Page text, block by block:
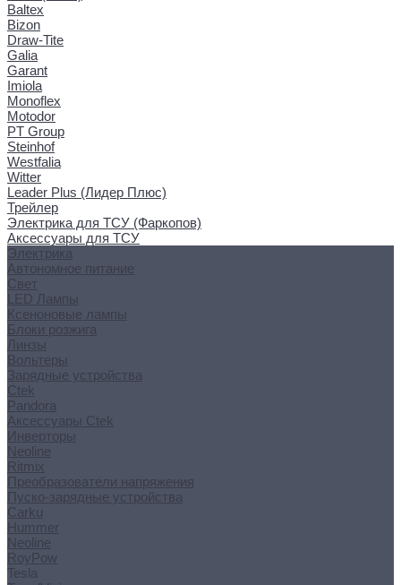
Baltex
Bizon
Draw-Tite
Galia
Garant
Imiola
Monoflex
Motodor
PT Group
Steinhof
Westfalia
Witter
Leader Plus (Лидер Плюс)
Трейлер
Электрика для ТСУ (Фаркопов)
Аксессуары для ТСУ
Электрика
Автономное питание
Свет
LED Лампы
Ксеноновые лампы
Блоки розжига
Линзы
Вольтеры
Зарядные устройства
Ctek
Pandora
Аксессуары Ctek
Инверторы
Neoline
Ritmix
Преобразователи напряжения
Пуско-зарядные устройства
Carku
Hummer
Neoline
RoyPow
Tesla